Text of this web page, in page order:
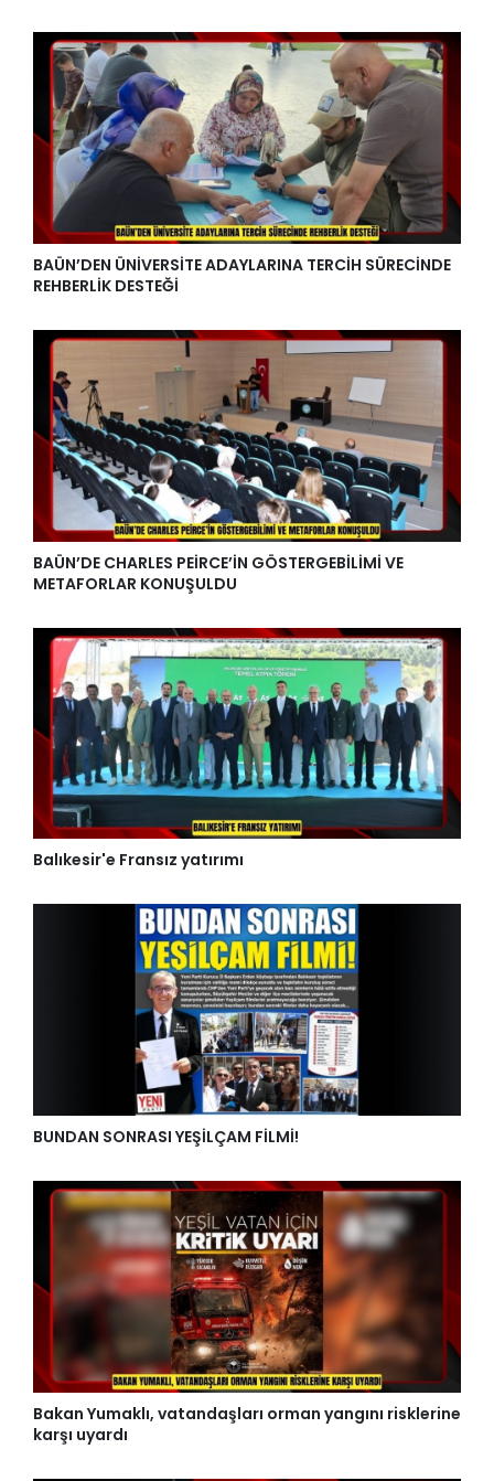
BAÜN’DEN ÜNİVERSİTE ADAYLARINA TERCİH SÜRECİNDE
REHBERLİK DESTEĞİ
BAÜN’DE CHARLES PEİRCE’İN GÖSTERGEBİLİMİ VE
METAFORLAR KONUŞULDU
Balıkesir'e Fransız yatırımı
BUNDAN SONRASI YEŞİLÇAM FİLMİ!
Bakan Yumaklı, vatandaşları orman yangını risklerine
karşı uyardı